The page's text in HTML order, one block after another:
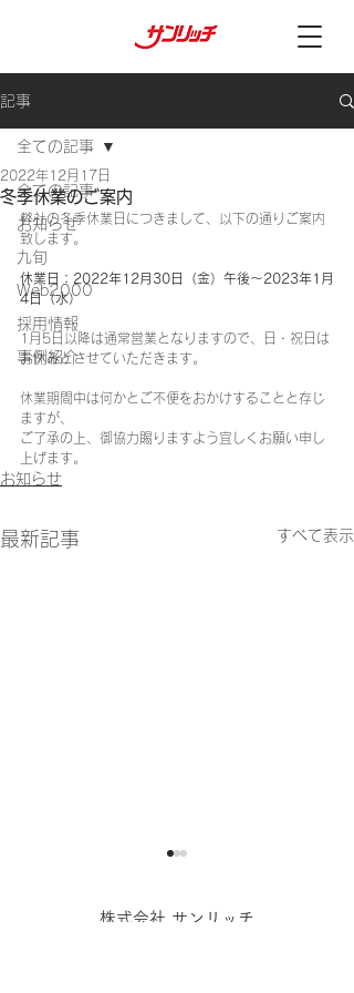
記事
全ての記事
お知らせ
九旬
Web2000
採用情報
事例紹介
全ての記事
冬季休業のご案内
2022年12月17日
弊社の冬季休業日につきまして、以下の通りご案内
致します。
休業日：2022年12月30日（金）午後～2023年1月
4日（水）
1月5日以降は通常営業となりますので、日・祝日は
お休みとさせていただきます。
休業期間中は何かとご不便をおかけすることと存じ
ますが、
ご了承の上、御協力賜りますよう宜しくお願い申し
上げます。
お知らせ
最新記事 すべて表示
弊社が提供するECサイト構
株式会社 サンリッチ